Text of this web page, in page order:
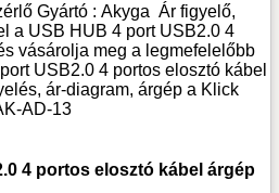
Gyártó : Akyga Ár figyelő,
a USB HUB 4 port USB2.0 4
vásárolja meg a legmefelelőbb
USB2.0 4 portos elosztó kábel
ár-diagram, árgép a Klick
AD-13
4 portos elosztó kábel árgép